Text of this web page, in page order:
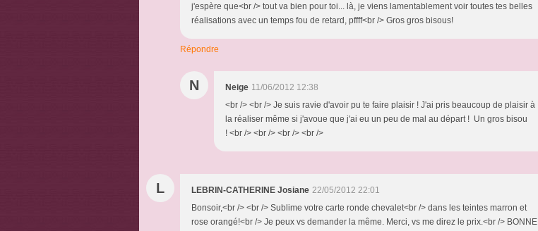
j'espère que<br /> tout va bien pour toi... là, je viens lamentablement voir toutes tes belles
réalisations avec un temps fou de retard, pffff<br /> Gros gros bisous!
Répondre
N Neige 11/06/2012 12:38
<br /> <br /> Je suis ravie d'avoir pu te faire plaisir ! J'ai pris beaucoup de plaisir à
la réaliser même si j'avoue que j'ai eu un peu de mal au départ ! Un gros bisou
! <br /> <br /> <br /> <br />
L LEBRIN-CATHERINE Josiane 22/05/2012 22:01
Bonsoir,<br /> <br /> Sublime votre carte ronde chevalet<br /> dans les teintes marron et
rose orangé!<br /> Je peux vs demander la même. Merci, vs me direz le prix.<br /> BONNE